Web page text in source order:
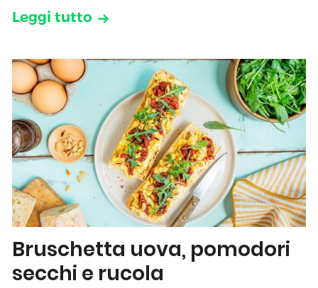
Leggi tutto
Bruschetta uova, pomodori
secchi e rucola